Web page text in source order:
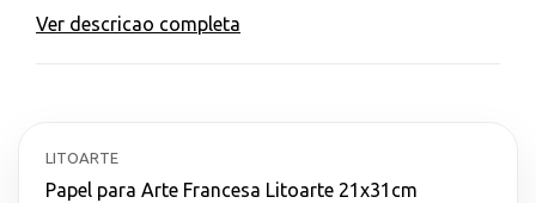
Ver descricao completa
LITOARTE
Papel para Arte Francesa Litoarte 21x31cm